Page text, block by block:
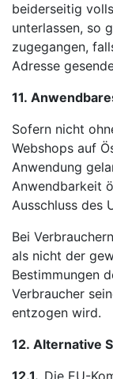
beiderseitig
unterlassen, so
zugegangen,
Adresse
11.
Sofern nicht
Webshops auf
Anwendung
Anwendbarkeit
Ausschluss des
Bei
als nicht der
Bestimmungen
Verbraucher
entzogen wird.
12. Alternative
12.1. Die EU-